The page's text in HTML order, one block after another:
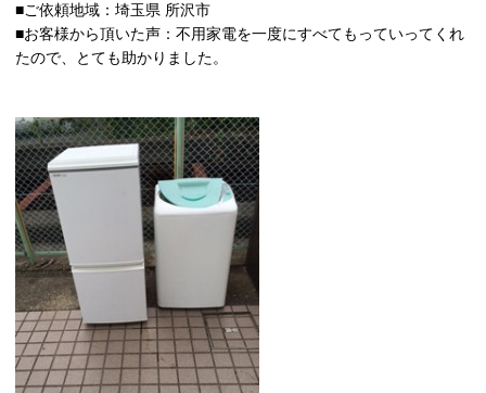
■ご依頼地域：埼玉県 所沢市
■お客様から頂いた声：不用家電を一度にすべてもっていってくれ
たので、とても助かりました。